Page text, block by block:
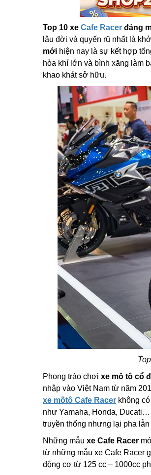
Top 10 xe Cafe Racer đáng
lâu đời và quyến rũ nhất là
mới hiện nay là sự kết hợp
hòa khí lớn và bình xăng làm
khao khát sở hữu.
Phong trào chơi xe mô tô cổ
nhập vào Việt Nam từ năm
xe môtô Cafe Racer không
như Yamaha, Honda,
truyền thống nhưng lại pha
Những mẫu xe Cafe Racer
từ những mẫu xe Cafe Racer
động cơ từ 125 cc – 1000cc